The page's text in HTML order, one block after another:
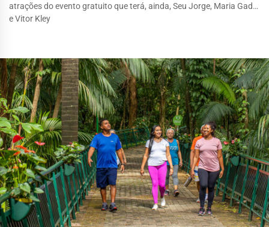
atrações do evento gratuito que terá, ainda, Seu Jorge, Maria Gadú
e Vitor Kley